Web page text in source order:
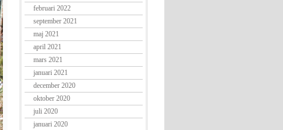
februari 2022
september 2021
maj 2021
april 2021
mars 2021
januari 2021
december 2020
oktober 2020
juli 2020
januari 2020